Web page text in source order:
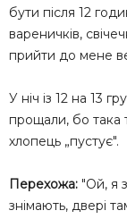
бути після 12
вареничків,
прийти до мене
У ніч із 12 на 13
прощали, бо така
хлопець „пустує".
Перехожа: "Ой, я
знімають, двері